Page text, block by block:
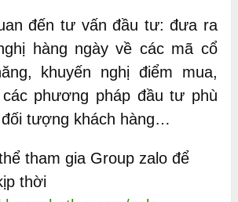
đến tư vấn đầu tư: đưa ra
hàng ngày về các mã cổ
khuyến nghị điểm mua,
phương pháp đầu tư phù
tượng khách hàng…
tham gia Group zalo để
thời